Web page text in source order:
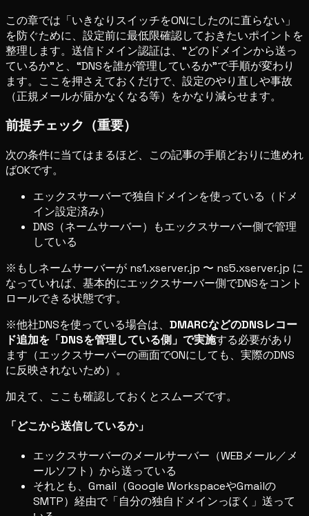
この章では「いきなりスイッチをONにしたのに直らない」
を防ぐために、設定前に最低限確認しておきたいポイントを
整理します。送信ドメイン認証は、“どのドメインから送っ
ているか”と、“DNSを誰が管理しているか”で手順が変わり
ます。ここを押さえておくだけで、設定のやり直しや事故
（正規メールが届かなくなる等）をかなり減らせます。
前提チェック（重要）
次の条件に当てはまるほど、この記事の手順どおりに進めれ
ばOKです。
エックスサーバーで独自ドメインを使っている（ドメ
イン設定済み）
DNS（ネームサーバー）もエックスサーバー側で管理
している
※もしネームサーバーが ns1.xserver.jp 〜 ns5.xserver.jp に
なっていれば、基本的にエックスサーバー側でDNSをコント
ロールできる状態です。
※他社DNSを使っている場合は、 DMARCなどのDNSレコー
ド追加を「DNSを管理している側」で実施する必要があり
ます（エックスサーバーの画面でONにしても、実際のDNS
に反映されないため）。
加えて、ここも確認しておくとスムーズです。
「どこから送信しているか」
エックスサーバーのメールサーバー（WEBメール／メ
ールソフト）から送っている
それとも、Gmail（Google WorkspaceやGmailの
SMTP）経由で「自分の独自ドメインっぽく」送って